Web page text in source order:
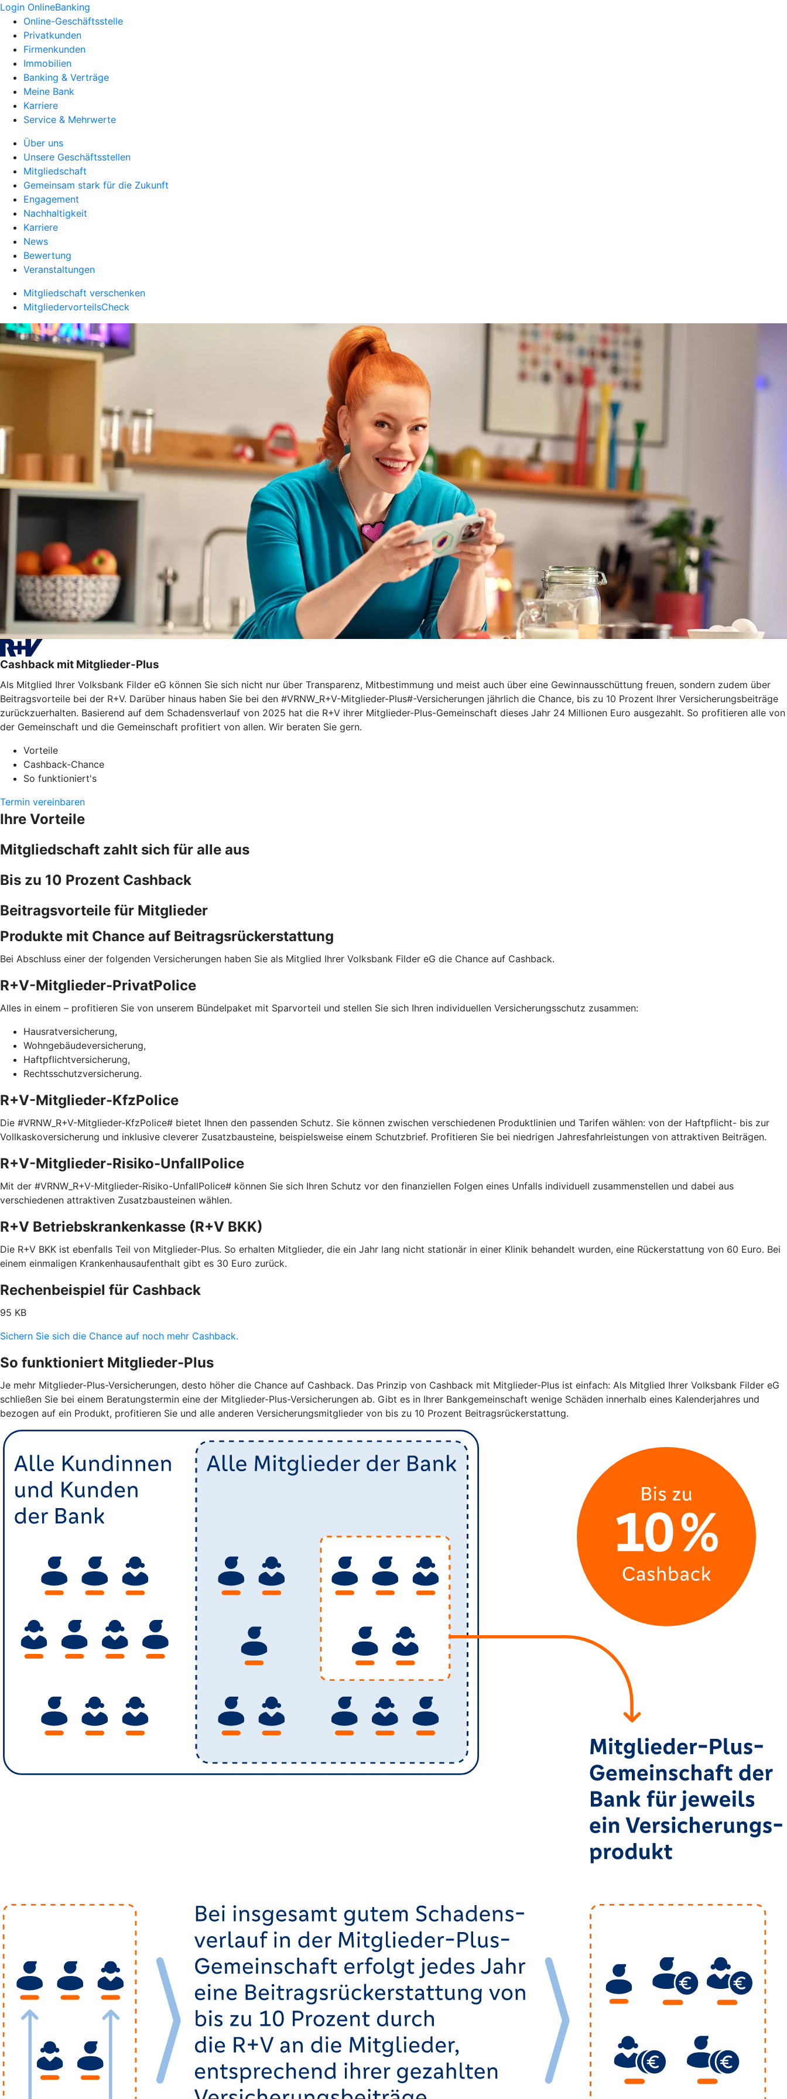
Login OnlineBanking
Online-Geschäftsstelle
Privatkunden
Firmenkunden
Immobilien
Banking & Verträge
Meine Bank
Karriere
Service & Mehrwerte
Über uns
Unsere Geschäftsstellen
Mitgliedschaft
Gemeinsam stark für die Zukunft
Engagement
Nachhaltigkeit
Karriere
News
Bewertung
Veranstaltungen
Mitgliedschaft verschenken
MitgliedervorteilsCheck
Cashback mit Mitglieder-Plus
Als Mitglied Ihrer Volksbank Filder eG können Sie sich nicht nur über Transparenz, Mitbestimmung und meist auch über eine Gewinnausschüttung freuen, sondern zudem über
Beitragsvorteile bei der R+V. Darüber hinaus haben Sie bei den #VRNW_R+V-Mitglieder-Plus#-Versicherungen jährlich die Chance, bis zu 10 Prozent Ihrer Versicherungsbeiträge
zurückzuerhalten. Basierend auf dem Schadensverlauf von 2025 hat die R+V ihrer Mitglieder-Plus-Gemeinschaft dieses Jahr 24 Millionen Euro ausgezahlt. So profitieren alle von
der Gemeinschaft und die Gemeinschaft profitiert von allen. Wir beraten Sie gern.
Vorteile
Cashback-Chance
So funktioniert's
Termin vereinbaren
Ihre Vorteile
Mitgliedschaft zahlt sich für alle aus
Bis zu 10 Prozent Cashback
Beitragsvorteile für Mitglieder
Produkte mit Chance auf Beitragsrückerstattung
Bei Abschluss einer der folgenden Versicherungen haben Sie als Mitglied Ihrer Volksbank Filder eG die Chance auf Cashback.
R+V-Mitglieder-PrivatPolice
Alles in einem – profitieren Sie von unserem Bündelpaket mit Sparvorteil und stellen Sie sich Ihren individuellen Versicherungsschutz zusammen:
Hausratversicherung,
Wohngebäudeversicherung,
Haftpflichtversicherung,
Rechtsschutzversicherung.
R+V-Mitglieder-KfzPolice
Die #VRNW_R+V-Mitglieder-KfzPolice# bietet Ihnen den passenden Schutz. Sie können zwischen verschiedenen Produktlinien und Tarifen wählen: von der Haftpflicht- bis zur
Vollkaskoversicherung und inklusive cleverer Zusatzbausteine, beispielsweise einem Schutzbrief. Profitieren Sie bei niedrigen Jahresfahrleistungen von attraktiven Beiträgen.
R+V-Mitglieder-Risiko-UnfallPolice
Mit der #VRNW_R+V-Mitglieder-Risiko-UnfallPolice# können Sie sich Ihren Schutz vor den finanziellen Folgen eines Unfalls individuell zusammenstellen und dabei aus
verschiedenen attraktiven Zusatzbausteinen wählen.
R+V Betriebskrankenkasse (R+V BKK)
Die R+V BKK ist ebenfalls Teil von Mitglieder-Plus. So erhalten Mitglieder, die ein Jahr lang nicht stationär in einer Klinik behandelt wurden, eine Rückerstattung von 60 Euro. Bei
einem einmaligen Krankenhausaufenthalt gibt es 30 Euro zurück.
Rechenbeispiel für Cashback
95 KB
Sichern Sie sich die Chance auf noch mehr Cashback.
So funktioniert Mitglieder-Plus
Je mehr Mitglieder-Plus-Versicherungen, desto höher die Chance auf Cashback. Das Prinzip von Cashback mit Mitglieder-Plus ist einfach: Als Mitglied Ihrer Volksbank Filder eG
schließen Sie bei einem Beratungstermin eine der Mitglieder-Plus-Versicherungen ab. Gibt es in Ihrer Bankgemeinschaft wenige Schäden innerhalb eines Kalenderjahres und
bezogen auf ein Produkt, profitieren Sie und alle anderen Versicherungsmitglieder von bis zu 10 Prozent Beitragsrückerstattung.